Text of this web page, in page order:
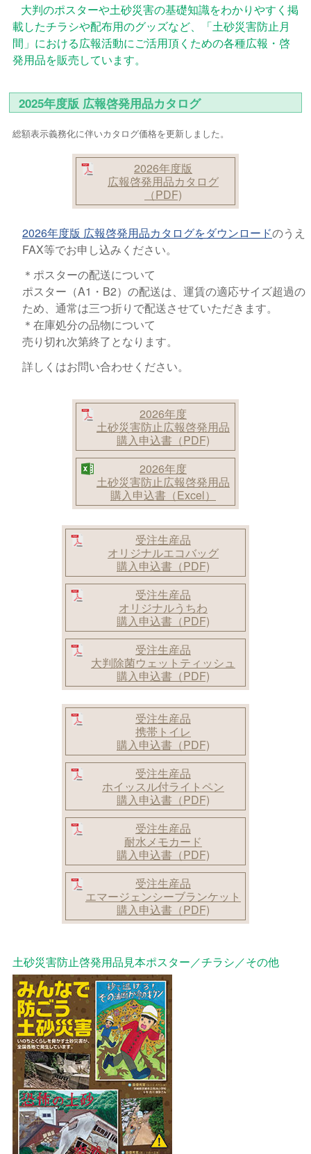
大判のポスターや土砂災害の基礎知識をわかりやすく掲
載したチラシや配布用のグッズなど、「土砂災害防止月
間」における広報活動にご活用頂くための各種広報・啓
発用品を販売しています。
2025年度版 広報啓発用品カタログ
総額表示義務化に伴いカタログ価格を更新しました。
2026年度版
広報啓発用品カタログ
（PDF)
2026年度版 広報啓発用品カタログをダウンロードのうえ
FAX等でお申し込みください。
＊ ポスターの配送について
ポスター（A1・B2）の配送は、運賃の適応サイズ超過の
ため、通常は三つ折りで配送させていただきます。
＊ 在庫処分の品物について
売り切れ次第終了となります。
詳しくはお問い合わせください。
2026年度
土砂災害防止広報啓発用品
購入申込書（PDF)
2026年度
土砂災害防止広報啓発用品
購入申込書（Excel）
受注生産品
オリジナルエコバッグ
購入申込書（PDF)
受注生産品
オリジナルうちわ
購入申込書（PDF)
受注生産品
大判除菌ウェットティッシュ
購入申込書（PDF)
受注生産品
携帯トイレ
購入申込書（PDF)
受注生産品
ホイッスル付ライトペン
購入申込書（PDF)
受注生産品
耐水メモカード
購入申込書（PDF)
受注生産品
エマージェンシーブランケット
購入申込書（PDF)
土砂災害防止啓発用品見本ポスター／チラシ／その他